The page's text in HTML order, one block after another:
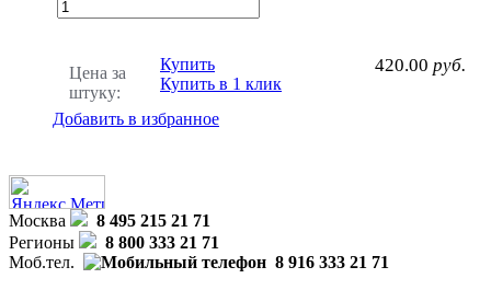
Цена за
штуку:
420.00 руб.
Купить
Купить в 1 клик
Добавить в избранное
Москва
8 495 215 21 71
Регионы
8 800 333 21 71
Моб.тел.
8 916 333 21 71